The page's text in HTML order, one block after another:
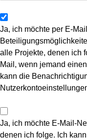
Ja, ich möchte per E-
alle Projekte, denen ich
Mail, wenn jemand
kann die
Ja, ich möchte E-Mail-
denen ich folge. Ich